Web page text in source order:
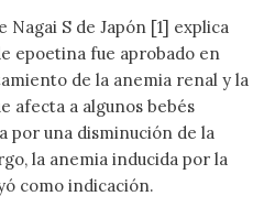
S de Japón [1] explica
epoetina fue aprobado en
de la anemia renal y la
afecta a algunos bebés
por una disminución de la
la anemia inducida por la
como indicación.